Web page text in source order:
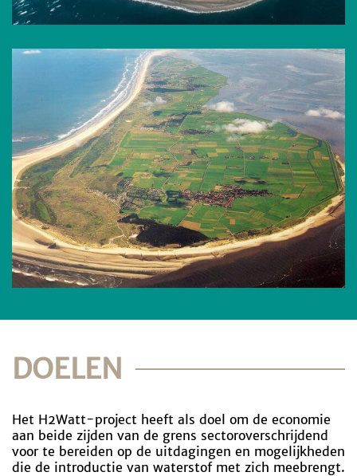
DOELEN
Het H2Watt-project heeft als doel om de economie
aan beide zijden van de grens sectoroverschrijdend
voor te bereiden op de uitdagingen en mogelijkheden
die de introductie van waterstof met zich meebrengt.